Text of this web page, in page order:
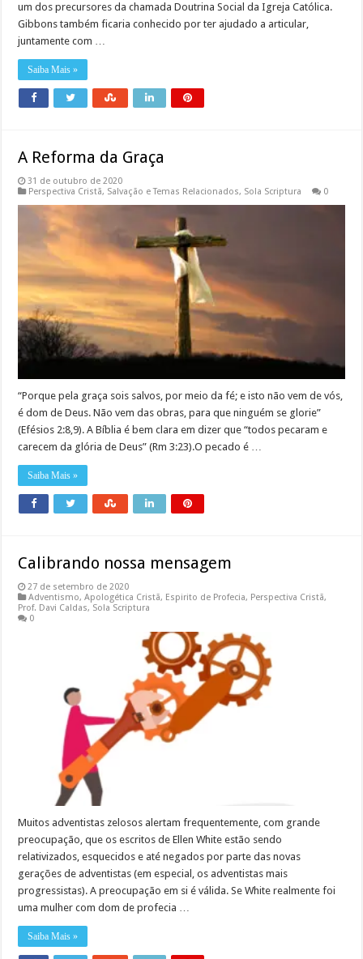
um dos precursores da chamada Doutrina Social da Igreja Católica.
Gibbons também ficaria conhecido por ter ajudado a articular,
juntamente com …
Saiba Mais »
A Reforma da Graça
31 de outubro de 2020
Perspectiva Cristã, Salvação e Temas Relacionados, Sola Scriptura 0
“Porque pela graça sois salvos, por meio da fé; e isto não vem de vós,
é dom de Deus. Não vem das obras, para que ninguém se glorie”
(Efésios 2:8,9). A Bíblia é bem clara em dizer que “todos pecaram e
carecem da glória de Deus” (Rm 3:23).O pecado é …
Saiba Mais »
Calibrando nossa mensagem
27 de setembro de 2020
Adventismo,Apologética Cristã, Espirito de Profecia, Perspectiva Cristã,
Prof. Davi Caldas, Sola Scriptura
0
Muitos adventistas zelosos alertam frequentemente, com grande
preocupação, que os escritos de Ellen White estão sendo
relativizados, esquecidos e até negados por parte das novas
gerações de adventistas (em especial, os adventistas mais
progressistas). A preocupação em si é válida. Se White realmente foi
uma mulher com dom de profecia …
Saiba Mais »